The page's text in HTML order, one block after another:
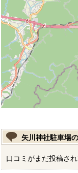
矢川神社駐車場
口コミがまだ投稿され